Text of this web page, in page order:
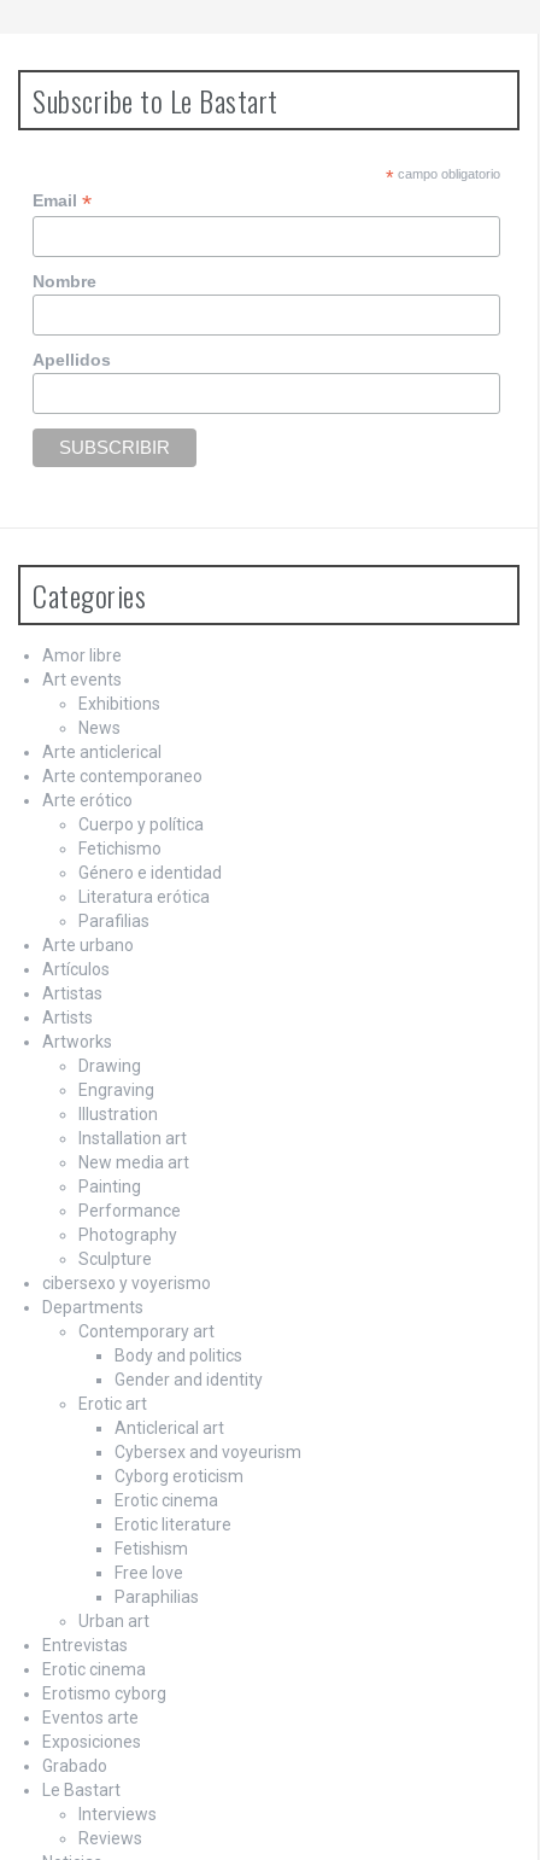
Subscribe to Le Bastart
*campo obligatorio
Email*
Nombre
Apellidos
Categories
Amor libre
Art events
Exhibitions
News
Arte anticlerical
Arte contemporaneo
Arte erótico
Cuerpo y política
Fetichismo
Género e identidad
Literatura erótica
Parafilias
Arte urbano
Artículos
Artistas
Artists
Artworks
Drawing
Engraving
Illustration
Installation art
New media art
Painting
Performance
Photography
Sculpture
cibersexo y voyerismo
Departments
Contemporary art
Body and politics
Gender and identity
Erotic art
Anticlerical art
Cybersex and voyeurism
Cyborg eroticism
Erotic cinema
Erotic literature
Fetishism
Free love
Paraphilias
Urban art
Entrevistas
Erotic cinema
Erotismo cyborg
Eventos arte
Exposiciones
Grabado
Le Bastart
Interviews
Reviews